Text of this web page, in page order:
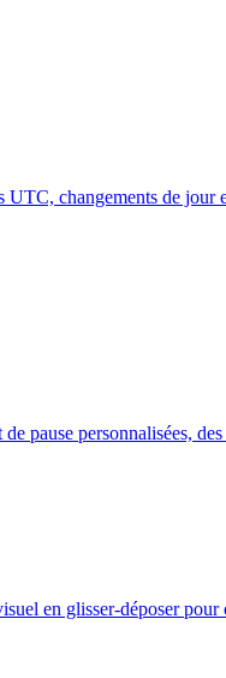
UTC, changements de jour
pause personnalisées,
en glisser-déposer